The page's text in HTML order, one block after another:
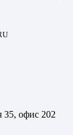
офис 202